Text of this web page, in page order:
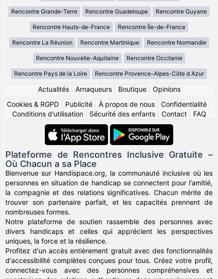
Rencontre Grande-Terre Rencontre Guadeloupe Rencontre Guyane
Rencontre Hauts-de-France Rencontre Île-de-France
Rencontre La Réunion Rencontre Martinique Rencontre Normandie
Rencontre Nouvelle-Aquitaine Rencontre Occitanie
Rencontre Pays de la Loire Rencontre Provence-Alpes-Côte d Azur
Actualités| Arnaqueurs| Boutique| Opinions
Cookies & RGPD
Publicité À propos de nous Confidentialité
Conditions d'utilisation| Sécurité des enfants| Contact| FAQ
Plateforme de Rencontres Inclusive Gratuite –
Où Chacun a sa Place
Bienvenue sur Handispace.org, la communauté inclusive où les
personnes en situation de handicap se connectent pour l'amitié,
la compagnie et des relations significatives. Chacun mérite de
trouver son partenaire parfait, et les capacités prennent de
nombreuses formes.
Notre plateforme de soutien rassemble des personnes avec
divers handicaps et celles qui apprécient les perspectives
uniques, la force et la résilience.
Profitez d'un accès entièrement gratuit avec des fonctionnalités
d'accessibilité complètes conçues pour tous. Créez votre profil,
connectez-vous avec des personnes compréhensives et